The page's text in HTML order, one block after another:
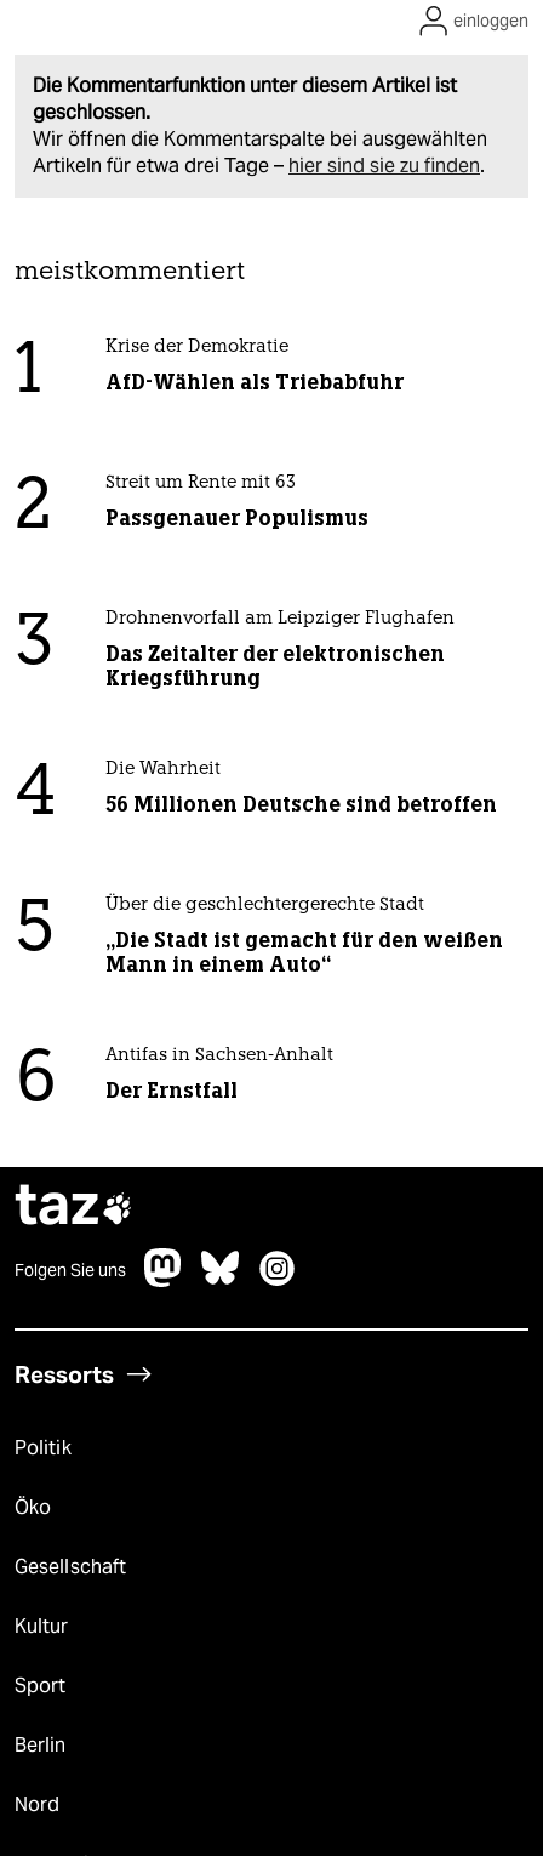
Die Kommentarfunktion unter diesem Artikel ist
geschlossen.
Wir öffnen die Kommentarspalte bei ausgewählten
Artikeln für etwa drei Tage – hier sind sie zu finden.
einloggen
meistkommentiert
1 Krise der Demokratie
AfD-Wählen als Triebabfuhr
2 Streit um Rente mit 63
Passgenauer Populismus
3 Drohnenvorfall am Leipziger Flughafen
Das Zeitalter der elektronischen
Kriegsführung
4 Die Wahrheit
56 Millionen Deutsche sind betroffen
5 Über die geschlechtergerechte Stadt
„Die Stadt ist gemacht für den weißen
Mann in einem Auto“
6 Antifas in Sachsen-Anhalt
Der Ernstfall
taz
Folgen Sie uns
Ressorts
Politik
Öko
Gesellschaft
Kultur
Sport
Berlin
Nord